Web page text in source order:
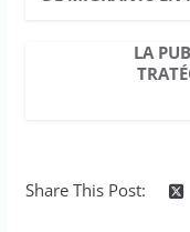
LA
Share This Post: